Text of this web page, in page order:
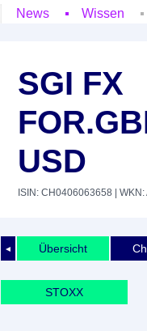
News
Wissen
SGI FX
USD
ISIN: CH0406063658 |
◄ Übersicht
STOXX